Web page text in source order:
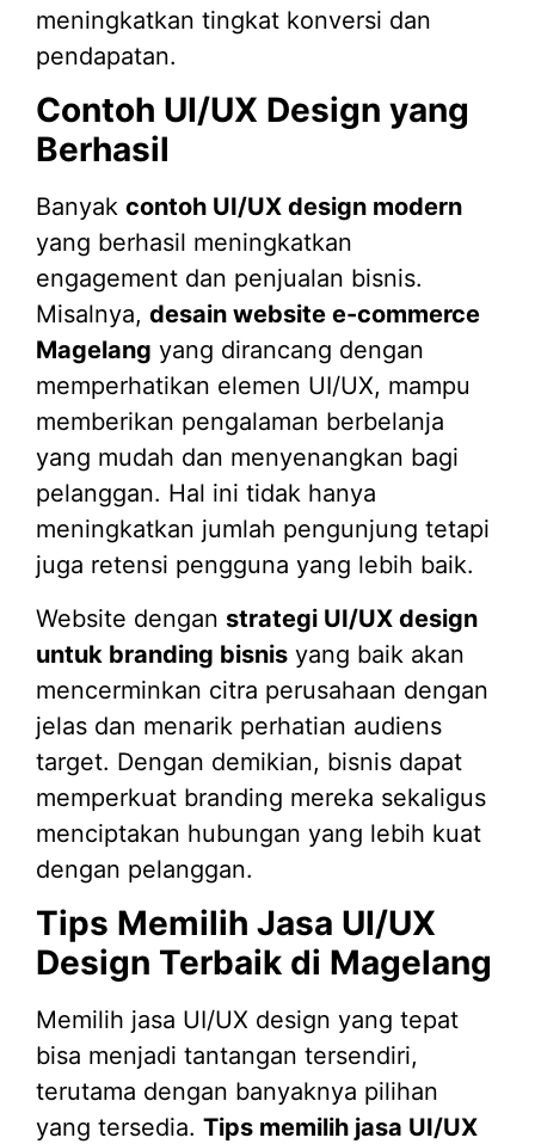
meningkatkan tingkat konversi dan
pendapatan.
Contoh UI/UX Design yang
Berhasil
Banyak contoh UI/UX design modern
yang berhasil meningkatkan
engagement dan penjualan bisnis.
Misalnya, desain website e-commerce
Magelang yang dirancang dengan
memperhatikan elemen UI/UX, mampu
memberikan pengalaman berbelanja
yang mudah dan menyenangkan bagi
pelanggan. Hal ini tidak hanya
meningkatkan jumlah pengunjung tetapi
juga retensi pengguna yang lebih baik.
Website dengan strategi UI/UX design
untuk branding bisnis yang baik akan
mencerminkan citra perusahaan dengan
jelas dan menarik perhatian audiens
target. Dengan demikian, bisnis dapat
memperkuat branding mereka sekaligus
menciptakan hubungan yang lebih kuat
dengan pelanggan.
Tips Memilih Jasa UI/UX
Design Terbaik di Magelang
Memilih jasa UI/UX design yang tepat
bisa menjadi tantangan tersendiri,
terutama dengan banyaknya pilihan
yang tersedia. Tips memilih jasa UI/UX